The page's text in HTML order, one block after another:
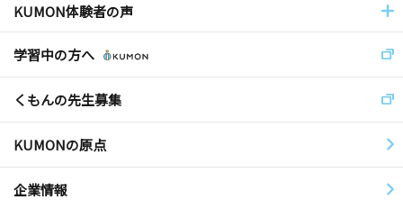
KUMON体験者の声
学習中の方へ
くもんの先生募集
KUMONの原点
企業情報